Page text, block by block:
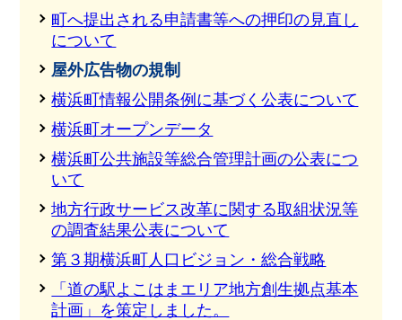
町へ提出される申請書等への押印の見直し
について
屋外広告物の規制
横浜町情報公開条例に基づく公表について
横浜町オープンデータ
横浜町公共施設等総合管理計画の公表につ
いて
地方行政サービス改革に関する取組状況等
の調査結果公表について
第３期横浜町人口ビジョン・総合戦略
「道の駅よこはまエリア地方創生拠点基本
計画」を策定しました。